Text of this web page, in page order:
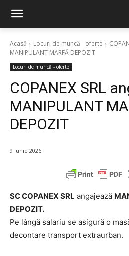
Acasă Locuri de muncă - oferte
MANIPULANT MARFĂ DEPOZIT
Locuri de muncă - oferte
COPANEX SRL
MANIPULANT
DEPOZIT
9 iunie 2026
SC COPANEX SRL angajează
DEPOZIT.
Pe lângă salariu se asigură o
decontare transport extraurban.